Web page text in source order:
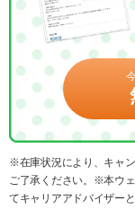
※在庫状況により、キャ
ご了承ください。※本ウ
てキャリアアドバイザー